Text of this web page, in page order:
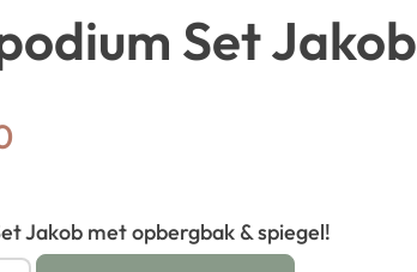
Set Jakob
Jakob met opbergbak & spiegel!